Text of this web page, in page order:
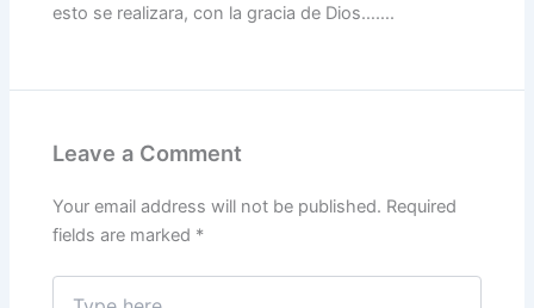
esto se realizara, con la gracia de Dios…….
Leave a Comment
Your email address will not be published. Required
fields are marked *
Type